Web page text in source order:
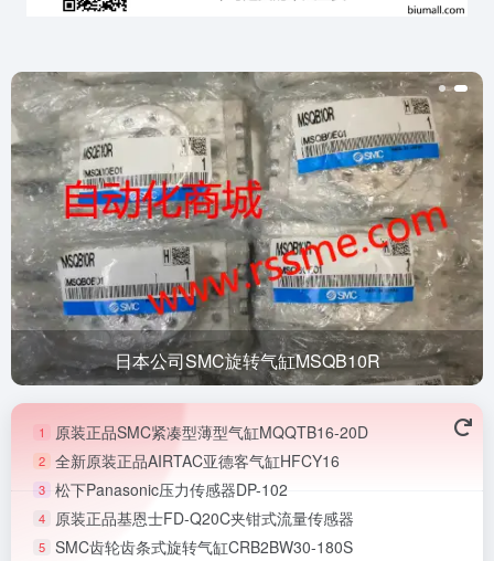
日本公司SMC旋转气缸MSQB10R
1 原装正品SMC紧凑型薄型气缸MQQTB16-20D
2 全新原装正品AIRTAC亚德客气缸HFCY16
3 松下Panasonic压力传感器DP-102
4 原装正品基恩士FD-Q20C夹钳式流量传感器
5 SMC齿轮齿条式旋转气缸CRB2BW30-180S